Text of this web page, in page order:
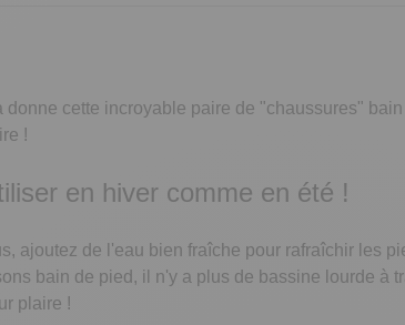
cette incroyable paire de "chaussures"
!
en hiver comme en été !
ajoutez de l'eau bien fraîche pour rafraîchir les
bain de pied, il n'y a plus de bassine lourde
plaire !